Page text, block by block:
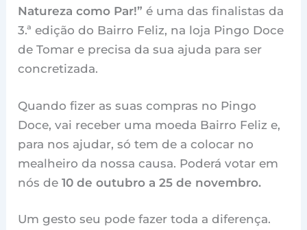
Natureza como Par!” é uma das finalistas da
3.ª edição do Bairro Feliz, na loja Pingo Doce
de Tomar e precisa da sua ajuda para ser
concretizada.
Quando fizer as suas compras no Pingo
Doce, vai receber uma moeda Bairro Feliz e,
para nos ajudar, só tem de a colocar no
mealheiro da nossa causa. Poderá votar em
nós de10 de outubro a 25 de novembro.
Um gesto seu pode fazer toda a diferença.